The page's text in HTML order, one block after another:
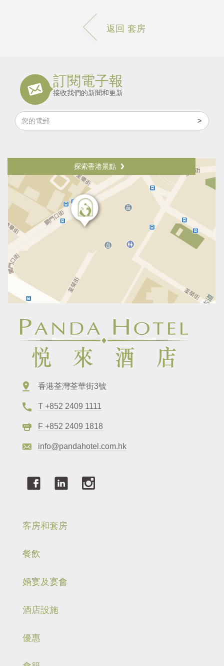
返回 套房
訂閱電子報
接收我們的新聞和更新
探索香港景點
香港荃灣荃華街3號
T +852 2409 1111
F +852 2409 1818
info@pandahotel.com.hk
客房和套房
餐飲
婚宴及宴會
酒店設施
優惠